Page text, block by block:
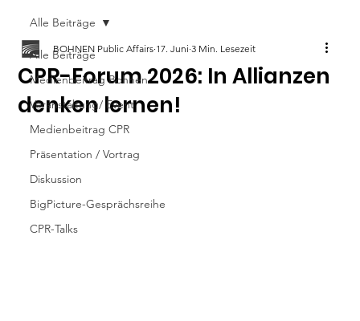
Alle Beiträge
Medienbeitrag Bohnen
Veranstaltung/ Event
Medienbeitrag CPR
Präsentation / Vortrag
Diskussion
BigPicture-Gesprächsreihe
CPR-Talks
Alle Beiträge
CPR-Forum 2026: In Allianzen
denken lernen!
BOHNEN Public Affairs 17. Juni 3 Min. Lesezeit